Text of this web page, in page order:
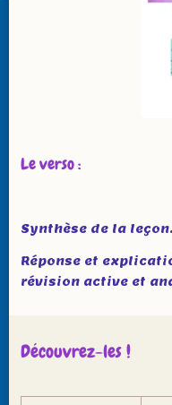
Le verso :
Synthèse de la leçon.
Réponse et
révision active et
Découvrez-les !